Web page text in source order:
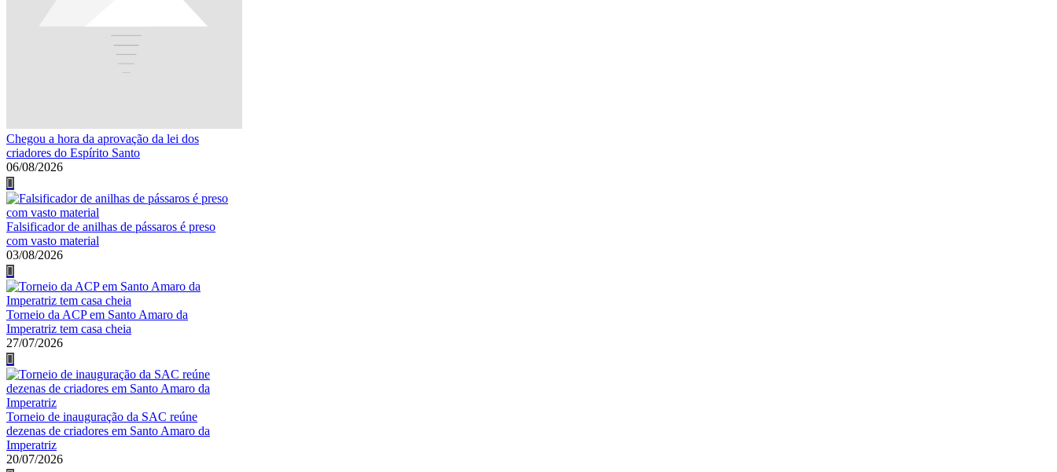
Chegou a hora da aprovação da lei dos
criadores do Espírito Santo
06/08/2026
Falsificador de anilhas de pássaros é preso
com vasto material
03/08/2026
Torneio da ACP em Santo Amaro da
Imperatriz tem casa cheia
27/07/2026
Torneio de inauguração da SAC reúne
dezenas de criadores em Santo Amaro da
Imperatriz
20/07/2026